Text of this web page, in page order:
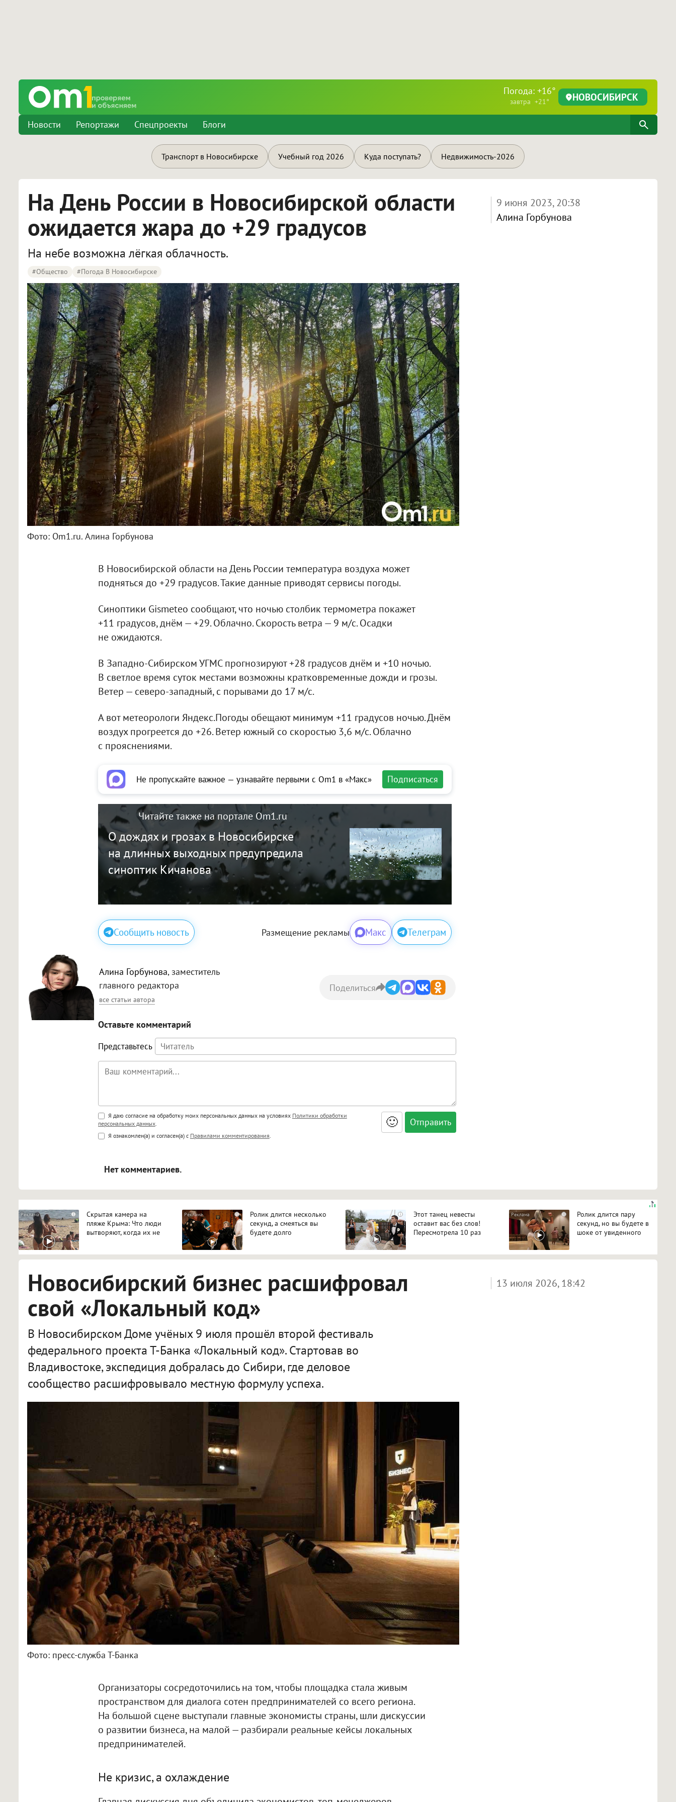
Погода: +16°
завтра +21° НОВОСИБИРСК
Новости Репортажи Спецпроекты Блоги
Транспорт в Новосибирске Учебный год 2026 Куда поступать? Недвижимость-2026
На День России в Новосибирской области
ожидается жара до +29 градусов
На небе возможна лёгкая облачность.
#Общество #Погода В Новосибирске
9 июня 2023, 20:38
Алина Горбунова
Фото: Om1.ru. Алина Горбунова
В Новосибирской области на День России температура воздуха может
подняться до +29 градусов. Такие данные приводят сервисы погоды.
Синоптики Gismeteo сообщают, что ночью столбик термометра покажет
+11 градусов, днём — +29. Облачно. Скорость ветра — 9 м/с. Осадки
не ожидаются.
В Западно-Сибирском УГМС прогнозируют +28 градусов днём и +10 ночью.
В светлое время суток местами возможны кратковременные дожди и грозы.
Ветер — северо-западный, с порывами до 17 м/с.
А вот метеорологи Яндекс.Погоды обещают минимум +11 градусов ночью. Днём
воздух прогреется до +26. Ветер южный со скоростью 3,6 м/с. Облачно
с прояснениями.
Не пропускайте важное — узнавайте первыми с Om1 в «Макс» Подписаться
Читайте также на портале Om1.ru
О дождях и грозах в Новосибирске
на длинных выходных предупредила
синоптик Кичанова
Сообщить новость Размещение рекламы Макс Телеграм
Алина Горбунова, заместитель
главного редактора
все статьи автора
Поделиться
Оставьте комментарий
Представьтесь
Поддержка HTML
<b>, <strong>, <u>, <i>, <em>, <s>, <big>, <small>, <sup>, <sub>, <pre>, <ul>, <ol>, <li>,
<blockquote>, <code> экранирует HTML, адреса URL автоматически становятся ссылками, и
Я даю согласие на обработку моих персональных данных на условиях Политики обработки
персональных данных.
Я ознакомлен(а) и согласен(а) с Правилами комментирования.
🙂
Нет комментариев.
i
Скрытая камера на
пляже Крыма: Что люди
вытворяют, когда их не
i
Ролик длится несколько
секунд, а смеяться вы
будете долго
i
Этот танец невесты
оставит вас без слов!
Пересмотрела 10 раз
i
Ролик длится пару
секунд, но вы будете в
шоке от увиденного
Новосибирский бизнес расшифровал
свой «Локальный код»
В Новосибирском Доме учёных 9 июля прошёл второй фестиваль
федерального проекта Т-Банка «Локальный код». Стартовав во
Владивостоке, экспедиция добралась до Сибири, где деловое
сообщество расшифровывало местную формулу успеха.
13 июля 2026, 18:42
Фото: пресс-служба Т-Банка
Организаторы сосредоточились на том, чтобы площадка стала живым
пространством для диалога сотен предпринимателей со всего региона.
На большой сцене выступали главные экономисты страны, шли дискуссии
о развитии бизнеса, на малой — разбирали реальные кейсы локальных
предпринимателей.
Не кризис, а охлаждение